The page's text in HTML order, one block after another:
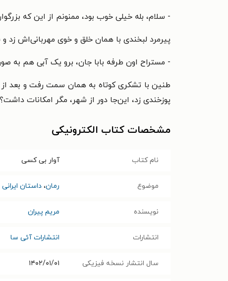
- سلام، بله خیلی خوب بود، ممنونم از این که
پیرمرد لبخندی با همان خلق و خوی مهربانی‌اش
- مستراح اون طرفه بابا جان، برو یک آبی هم به
طنین با تشکری کوتاه به همان سمت رفت و بعد
پوزخندی زد، این‌جا دور از شهر، مگر امکانات
مشخصات کتاب الکترونیکی
نام کتاب آوار بی کسی
موضوع رمان، داستان ایرانی
نویسنده مریم پیران
انتشارات انتشارات آئی سا
سال انتشار نسخه فیزیکی ۱۴۰۲/۰۱/۰۱